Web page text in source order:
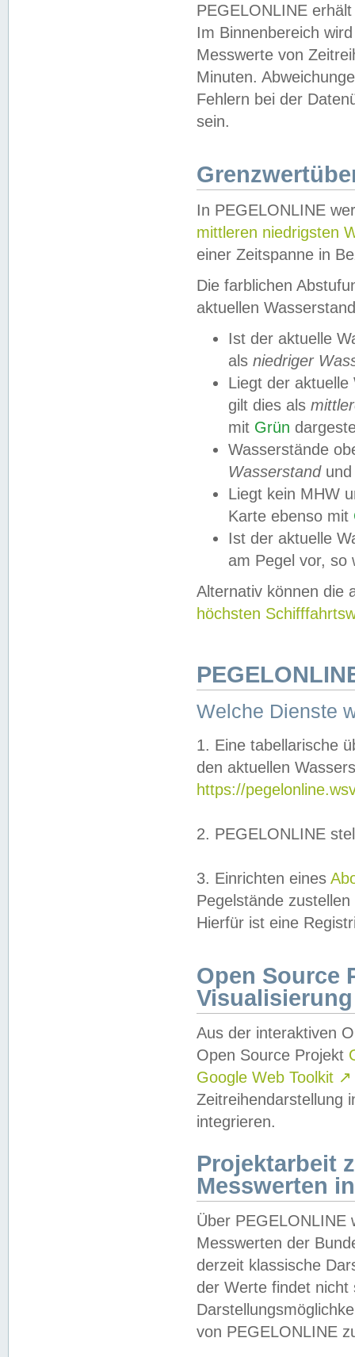
PEGELONLINE
Im Binnenbereich
Messwerte von
Minuten.
Fehlern bei der
sein.
In PEGELONLINE
mittleren niedrigsten
einer Zeitspanne in
Die farblichen
aktuellen
Ist der aktuelle
als niedriger
Liegt der
gilt dies als
mit Grün
Wasserstände
Wasserstandund
Liegt kein MHW
Karte ebenso mit
Ist der aktuelle
am Pegel vor,
Alternativ können die
höchsten
Welche Dienste
1. Eine tabellarische
den aktuellen
https://
2. PEGELONLINE
3. Einrichten eines
Pegelstände
Hierfür ist eine
Open Source
Visualisierung
Aus der interaktiven
Open Source Projekt
Google Web Toolkit ↗
Zeitreihendarstellung
integrieren.
Projektarbeit
Messwerten
Über PEGELONLINE
Messwerten der
derzeit klassische
der Werte findet
von PEGELONLINE